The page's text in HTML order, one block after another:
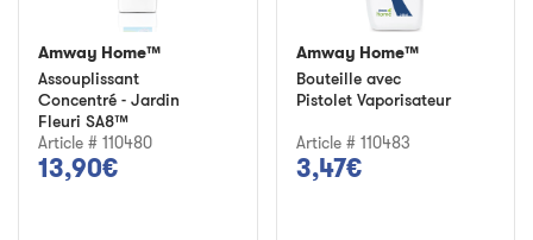
Amway Home™
Assouplissant
Concentré - Jardin
Fleuri SA8™
Article # 110480
13,90€
Amway Home™
Bouteille avec
Pistolet Vaporisateur
Article # 110483
3,47€